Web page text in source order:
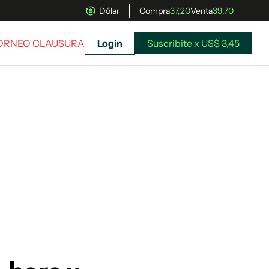
Dólar Compra37,20Venta39,70
CLAUSURA Login Suscribite x US$ 3,45